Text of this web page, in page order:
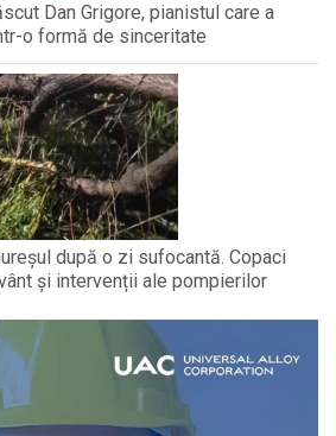
Dan Grigore, pianistul care a
o formă de sinceritate
după o zi sufocantă. Copaci
și intervenții ale pompierilor